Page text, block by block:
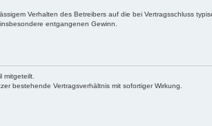
Verhalten des Betreibers auf die bei Vertragsschluss
entgangenen Gewinn.
mitgeteilt.
bestehende Vertragsverhältnis mit sofortiger Wirkung.